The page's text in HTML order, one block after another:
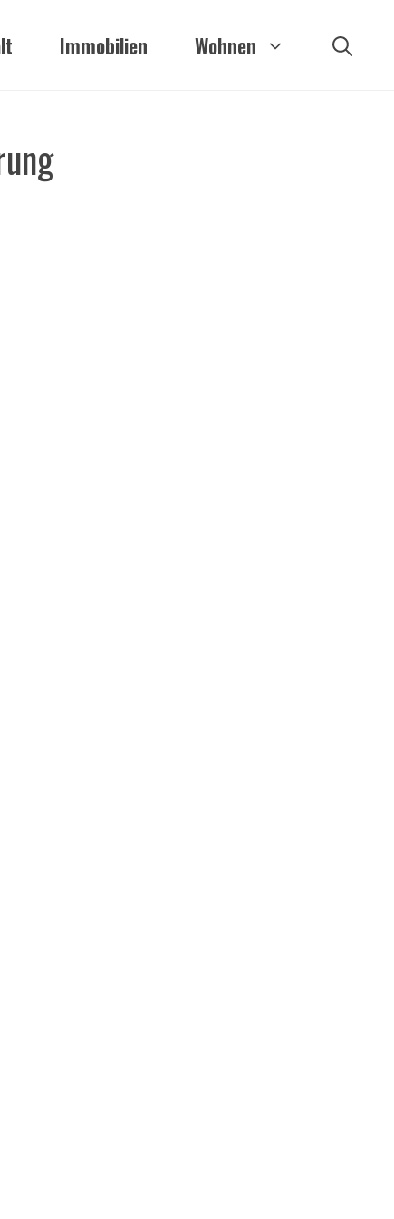
Immobilien Wohnen